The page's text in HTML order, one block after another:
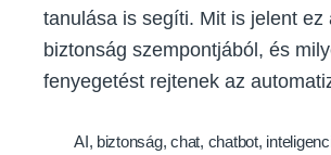
tanulása is segíti. Mit is jelent ez
biztonság szempontjából, és
fenyegetést rejtenek az
AI, biztonság,chat, chatbot,